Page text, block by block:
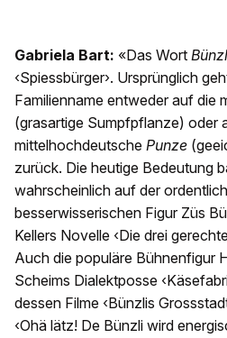
Gabriela Bart: «Das Wort
‹Spiessbürger›. Ursprünglich
Familienname entweder auf die
(grasartige Sumpfpflanze) oder
mittelhochdeutsche Punze
zurück. Die heutige Bedeutung
wahrscheinlich auf der
besserwisserischen Figur Züs
Kellers Novelle ‹Die drei
Auch die populäre Bühnenfigur
Scheims Dialektposse
dessen Filme ‹Bünzlis
‹Ohä lätz! De Bünzli wird